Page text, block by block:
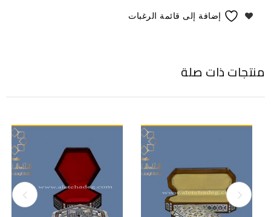
إضافة إلى قائمة الرغبات
منتجات ذات صلة